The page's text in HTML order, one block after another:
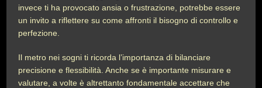
invece ti ha provocato ansia o frustrazione, potrebbe essere
un invito a riflettere su come affronti il bisogno di controllo e
perfezione.
Il metro nei sogni ti ricorda l’importanza di bilanciare
precisione e flessibilità. Anche se è importante misurare e
valutare, a volte è altrettanto fondamentale accettare che